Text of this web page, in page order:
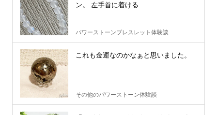
ン。 左手首に着ける...
パワーストーンブレスレット体験談
これも金運なのかなぁと思いました。
その他のパワーストーン体験談